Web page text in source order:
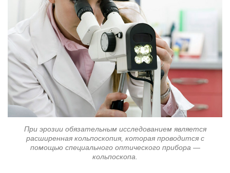
При эрозии обязательным исследованием является
расширенная кольпоскопия, которая проводится с
помощью специального оптического прибора —
кольпоскопа.